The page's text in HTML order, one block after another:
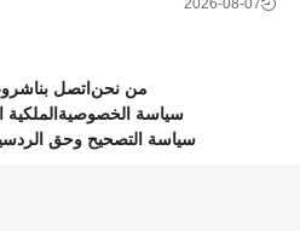
من نحناتصل بنا
سياسة الخصوصيةالملكية
سياسة التصحيح وحق الرد